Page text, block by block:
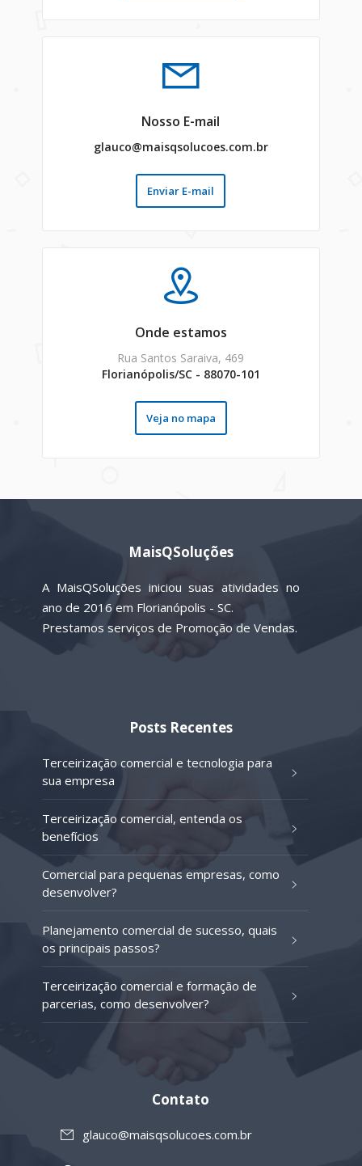
Nosso E-mail
glauco@maisqsolucoes.com.br
Enviar E-mail
Onde estamos
Rua Santos Saraiva, 469
Florianópolis/SC - 88070-101
Veja no mapa
MaisQSoluções
A MaisQSoluções iniciou suas atividades no
ano de 2016 em Florianópolis - SC.
Prestamos serviços de Promoção de Vendas.
Posts Recentes
Terceirização comercial e tecnologia para
sua empresa
Terceirização comercial, entenda os
benefícios
Comercial para pequenas empresas, como
desenvolver?
Planejamento comercial de sucesso, quais
os principais passos?
Terceirização comercial e formação de
parcerias, como desenvolver?
Contato
glauco@maisqsolucoes.com.br